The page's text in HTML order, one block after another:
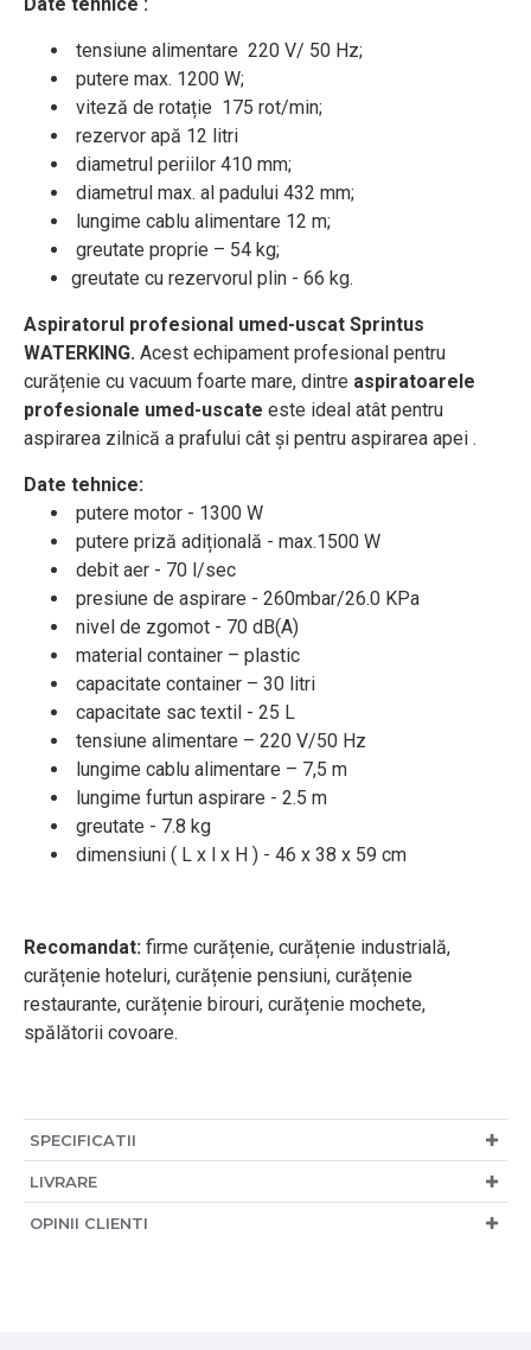
tensiune alimentare 220 V/ 50 Hz;
putere max. 1200 W;
viteză de rotație 175 rot/min;
rezervor apă 12 litri
diametrul periilor 410 mm;
diametrul max. al padului 432 mm;
lungime cablu alimentare 12 m;
greutate proprie – 54 kg;
greutate cu rezervorul plin - 66 kg.
Aspiratorul profesional umed-uscat Sprintus
WATERKING. Acest echipament profesional pentru
curățenie cu vacuum foarte mare, dintre aspiratoarele
profesionale umed-uscate este ideal atât pentru
aspirarea zilnică a prafului cât și pentru aspirarea apei .
Date tehnice:
putere motor - 1300 W
putere priză adițională - max.1500 W
debit aer - 70 l/sec
presiune de aspirare - 260mbar/26.0 KPa
nivel de zgomot - 70 dB(A)
material container – plastic
capacitate container – 30 litri
capacitate sac textil - 25 L
tensiune alimentare – 220 V/50 Hz
lungime cablu alimentare – 7,5 m
lungime furtun aspirare - 2.5 m
greutate - 7.8 kg
dimensiuni ( L x l x H ) - 46 x 38 x 59 cm
Recomandat: firme curățenie, curățenie industrială,
curățenie hoteluri, curățenie pensiuni, curățenie
restaurante, curățenie birouri, curățenie mochete,
spălătorii covoare.
SPECIFICATII
LIVRARE
OPINII CLIENTI